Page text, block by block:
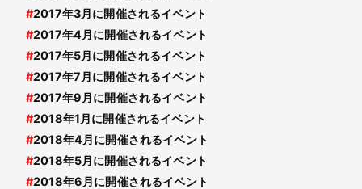
#2017年3月に開催されるイベント
#2017年4月に開催されるイベント
#2017年5月に開催されるイベント
#2017年7月に開催されるイベント
#2017年9月に開催されるイベント
#2018年1月に開催されるイベント
#2018年4月に開催されるイベント
#2018年5月に開催されるイベント
#2018年6月に開催されるイベント